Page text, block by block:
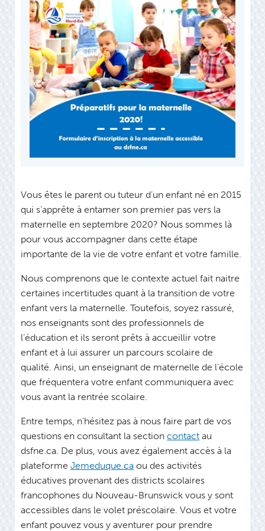
Vous êtes le parent ou tuteur d’un enfant né en 2015
qui s’apprête à entamer son premier pas vers la
maternelle en septembre 2020? Nous sommes là
pour vous accompagner dans cette étape
importante de la vie de votre enfant et votre famille.
Nous comprenons que le contexte actuel fait naitre
certaines incertitudes quant à la transition de votre
enfant vers la maternelle. Toutefois, soyez rassuré,
nos enseignants sont des professionnels de
l’éducation et ils seront prêts à accueillir votre
enfant et à lui assurer un parcours scolaire de
qualité. Ainsi, un enseignant de maternelle de l’école
que fréquentera votre enfant communiquera avec
vous avant la rentrée scolaire.
Entre temps, n’hésitez pas à nous faire part de vos
questions en consultant la section contact au
dsfne.ca. De plus, vous avez également accès à la
plateforme Jemeduque.ca ou des activités
éducatives provenant des districts scolaires
francophones du Nouveau-Brunswick vous y sont
accessibles dans le volet préscolaire. Vous et votre
enfant pouvez vous y aventurer pour prendre